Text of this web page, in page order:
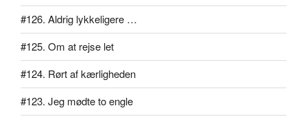
#126. Aldrig lykkeligere …
#125. Om at rejse let
#124. Rørt af kærligheden
#123. Jeg mødte to engle